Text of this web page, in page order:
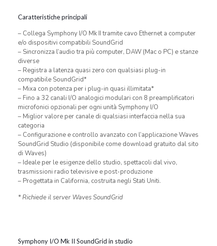
Caratteristiche principali
– Collega Symphony I/O Mk II tramite cavo Ethernet a computer
e/o dispositivi compatibili SoundGrid
– Sincronizza l’audio tra più computer, DAW (Mac o PC) e stanze
diverse
– Registra a latenza quasi zero con qualsiasi plug-in
compatibile SoundGrid*
– Mixa con potenza per i plug-in quasi illimitata*
– Fino a 32 canali I/O analogici modulari con 8 preamplificatori
microfonici opzionali per ogni unità Symphony I/O
– Miglior valore per canale di qualsiasi interfaccia nella sua
categoria
– Configurazione e controllo avanzato con l’applicazione Waves
SoundGrid Studio (disponibile come download gratuito dal sito
di Waves)
– Ideale per le esigenze dello studio, spettacoli dal vivo,
trasmissioni radio televisive e post-produzione
– Progettata in California, costruita negli Stati Uniti.
* Richiede il server Waves SoundGrid
Symphony I/O Mk II SoundGrid in studio